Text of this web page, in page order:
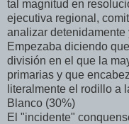
tal magnitud en
ejecutiva regional,
analizar detenidamente
Empezaba diciendo
división en el que la
primarias y que
literalmente el rodillo a
Blanco (30%)
El "incidente"